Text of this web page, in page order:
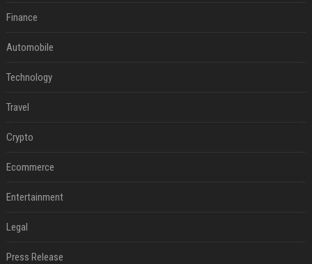
Finance
Automobile
Technology
Travel
Crypto
Ecommerce
Entertainment
Legal
Press Release